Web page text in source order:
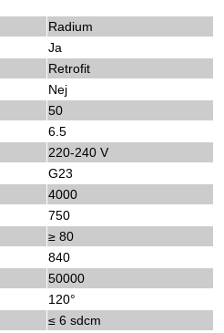
Radium
Ja
Retrofit
Nej
50
6.5
220-240 V
G23
4000
750
≥ 80
840
50000
120°
≤ 6 sdcm